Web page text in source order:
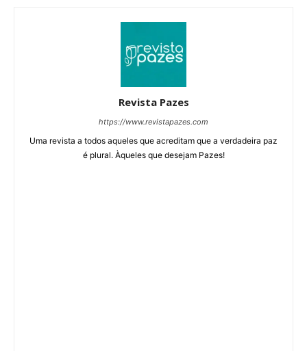
Revista Pazes
https://www.revistapazes.com
Uma revista a todos aqueles que acreditam que a verdadeira paz
é plural. Àqueles que desejam Pazes!